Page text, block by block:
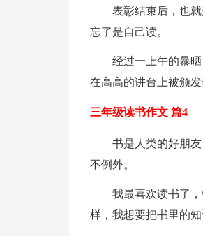
表彰结束后，也
忘了是自己读。
经过一上午的暴
在高高的讲台上被颁发
三年级读书作文 篇4
书是人类的好朋
不例外。
我最喜欢读书了
样，我想要把书里的知